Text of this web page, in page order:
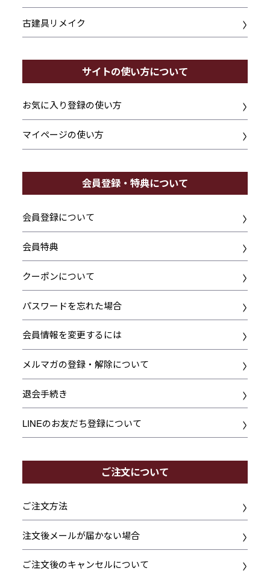
古建具リメイク
サイトの使い方について
お気に入り登録の使い方
マイページの使い方
会員登録・特典について
会員登録について
会員特典
クーポンについて
パスワードを忘れた場合
会員情報を変更するには
メルマガの登録・解除について
退会手続き
LINEのお友だち登録について
ご注文について
ご注文方法
注文後メールが届かない場合
ご注文後のキャンセルについて